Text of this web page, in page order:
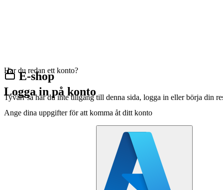
E-shop
Tyvärr så har du inte tillgång till denna sida, logga in eller börja din
Har du redan ett konto?
Logga in på konto
Ange dina uppgifter för att komma åt ditt konto